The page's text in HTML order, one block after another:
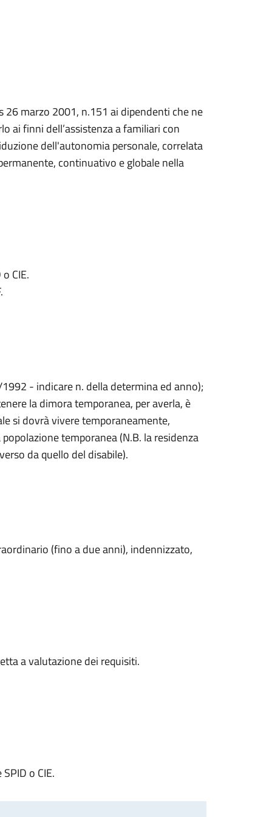
26 marzo 2001, n.151 ai dipendenti che ne
ai finni dell’assistenza a familiari con
dell'autonomia personale, correlata
continuativo e globale nella
CIE.
- indicare n. della determina ed anno);
la dimora temporanea, per averla, è
si dovrà vivere temporaneamente,
temporanea (N.B. la residenza
da quello del disabile).
(fino a due anni), indennizzato,
a valutazione dei requisiti.
o CIE.